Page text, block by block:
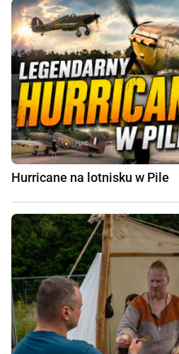
Hurricane na lotnisku w Pile